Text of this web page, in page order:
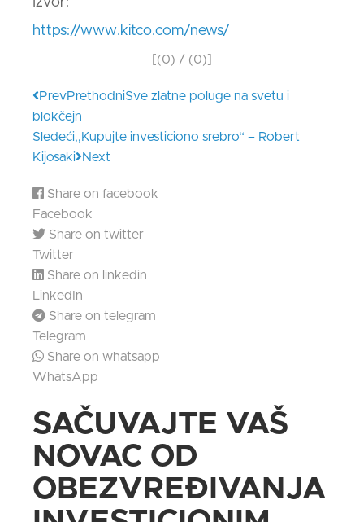
https://www.kitco.com/news/
[(0) / (0)]
PrevPrethodniSve zlatne poluge na svetu i
blokčejn
Sledeći,,Kupujte investiciono srebro“ – Robert
Kijosaki
Next
Share on facebook
Facebook
Share on twitter
Twitter
Share on linkedin
LinkedIn
Share on telegram
Telegram
Share on whatsapp
WhatsApp
SAČUVAJTE VAŠ
NOVAC OD
OBEZVREĐIVANJA